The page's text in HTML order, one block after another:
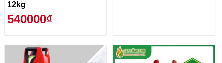
12kg
540000₫